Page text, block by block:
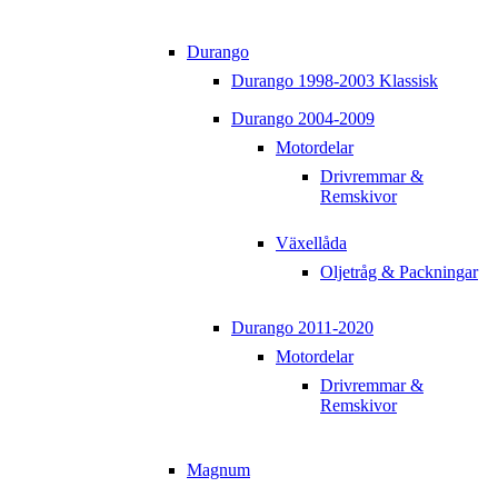
Durango
Durango 1998-2003 Klassisk
Durango 2004-2009
Motordelar
Drivremmar &
Remskivor
Växellåda
Oljetråg & Packningar
Durango 2011-2020
Motordelar
Drivremmar &
Remskivor
Magnum